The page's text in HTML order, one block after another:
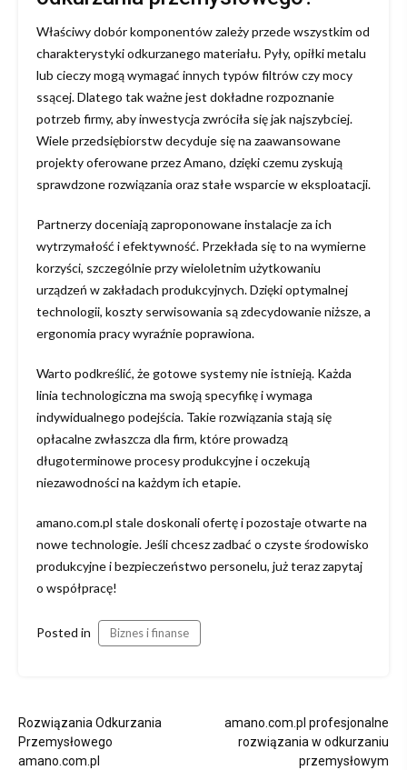
Właściwy dobór komponentów zależy przede wszystkim od
charakterystyki odkurzanego materiału. Pyły, opiłki metalu
lub cieczy mogą wymagać innych typów filtrów czy mocy
ssącej. Dlatego tak ważne jest dokładne rozpoznanie
potrzeb firmy, aby inwestycja zwróciła się jak najszybciej.
Wiele przedsiębiorstw decyduje się na zaawansowane
projekty oferowane przez Amano, dzięki czemu zyskują
sprawdzone rozwiązania oraz stałe wsparcie w eksploatacji.
Partnerzy doceniają zaproponowane instalacje za ich
wytrzymałość i efektywność. Przekłada się to na wymierne
korzyści, szczególnie przy wieloletnim użytkowaniu
urządzeń w zakładach produkcyjnych. Dzięki optymalnej
technologii, koszty serwisowania są zdecydowanie niższe, a
ergonomia pracy wyraźnie poprawiona.
Warto podkreślić, że gotowe systemy nie istnieją. Każda
linia technologiczna ma swoją specyfikę i wymaga
indywidualnego podejścia. Takie rozwiązania stają się
opłacalne zwłaszcza dla firm, które prowadzą
długoterminowe procesy produkcyjne i oczekują
niezawodności na każdym ich etapie.
amano.com.pl stale doskonali ofertę i pozostaje otwarte na
nowe technologie. Jeśli chcesz zadbać o czyste środowisko
produkcyjne i bezpieczeństwo personelu, już teraz zapytaj
o współpracę!
Posted in Biznes i finanse
Nawigacja
wpisu
Rozwiązania Odkurzania
Przemysłowego
amano.com.pl
amano.com.pl profesjonalne
rozwiązania w odkurzaniu
przemysłowym